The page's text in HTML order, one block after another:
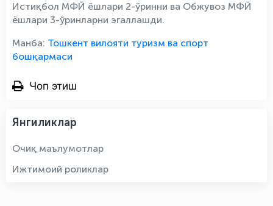
Истиқбол МФЙ ёшлари 2-ўринни ва Обжувоз МФЙ
ёшлари 3-ўринларни эгаллашди.
Манба: Тошкент вилояти туризм ва cпорт
бошқармаси
Чоп этиш
Янгиликлар
Очиқ маълумотлар
Ижтимоий роликлар